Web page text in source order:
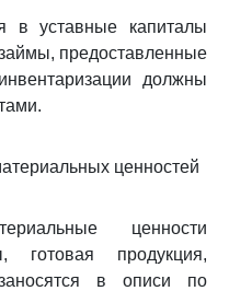
в уставные капиталы
предоставленные
должны
ценностей
ценности
готовая продукция,
в описи по